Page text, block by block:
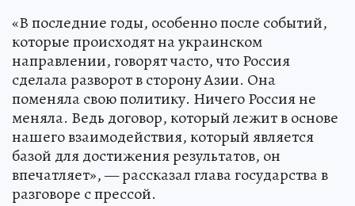
«В последние годы, особенно после событий,
которые происходят на украинском
направлении, говорят часто, что Россия
сделала разворот в сторону Азии. Она
поменяла свою политику. Ничего Россия не
меняла. Ведь договор, который лежит в основе
нашего взаимодействия, который является
базой для достижения результатов, он
впечатляет», — рассказал глава государства в
разговоре с прессой.